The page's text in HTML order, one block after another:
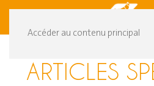
Accéder au contenu principal
ARTICLES